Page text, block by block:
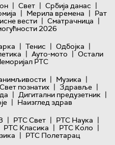
| Свет | Србија данас |
| Мерила времена | Рат
вести | Сматрачница |
2026
| Тенис | Одбојка |
| Ауто-мото | Остали
РТС
| Музика |
Свет познатих | Здравље |
| Дигитални предузетник |
| Наизглед здрав
| РТС Свет | РТС Наука |
РТС Класика | РТС Коло |
| РТС Полетарац